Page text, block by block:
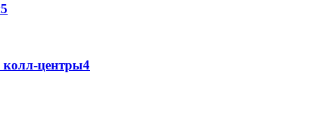
5
центры4